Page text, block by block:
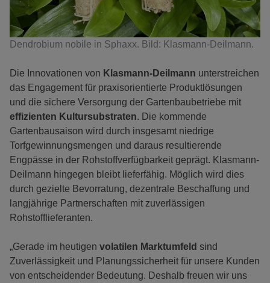
Dendrobium nobile in Sphaxx. Bild: Klasmann-Deilmann.
Die Innovationen von Klasmann-Deilmann unterstreichen
das Engagement für praxisorientierte Produktlösungen
und die sichere Versorgung der Gartenbaubetriebe mit
effizienten Kultursubstraten. Die kommende
Gartenbausaison wird durch insgesamt niedrige
Torfgewinnungsmengen und daraus resultierende
Engpässe in der Rohstoffverfügbarkeit geprägt. Klasmann-
Deilmann hingegen bleibt lieferfähig. Möglich wird dies
durch gezielte Bevorratung, dezentrale Beschaffung und
langjährige Partnerschaften mit zuverlässigen
Rohstofflieferanten.
„Gerade im heutigen volatilen Marktumfeld sind
Zuverlässigkeit und Planungssicherheit für unsere Kunden
von entscheidender Bedeutung. Deshalb freuen wir uns